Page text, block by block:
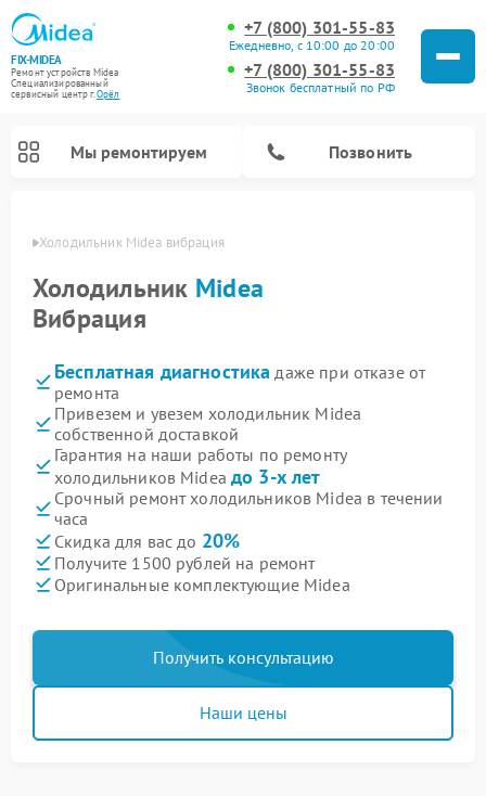
FIX-MIDEA
Ремонт устройств Midea
Специализированный
cервисный центр г.Орёл
+7 (800) 301-55-83
Ежедневно, с 10:00 до 20:00
+7 (800) 301-55-83
Звонок бесплатный по РФ
Мы ремонтируем Позвонить
Холодильник Midea вибрация
Холодильник Midea
Вибрация
Бесплатная диагностика даже при отказе от
ремонта
Привезем и увезем холодильник Midea
собственной доставкой
Гарантия на наши работы по ремонту
холодильников Mideaдо 3-х лет
Срочный ремонт холодильников Midea в течении
часа
Скидка для вас до 20%
Получите 1500 рублей на ремонт
Оригинальные комплектующие Midea
Получить консультацию
Наши цены